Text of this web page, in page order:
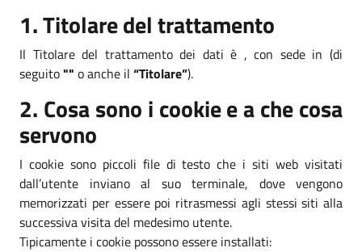
1. Titolare del trattamento
Il Titolare del trattamento dei dati è , con sede in (di
seguito"" o anche il “Titolare”).
2. Cosa sono i cookie e a che cosa
servono
I cookie sono piccoli file di testo che i siti web visitati
dall’utente inviano al suo terminale, dove vengono
memorizzati per essere poi ritrasmessi agli stessi siti alla
successiva visita del medesimo utente.
Tipicamente i cookie possono essere installati: